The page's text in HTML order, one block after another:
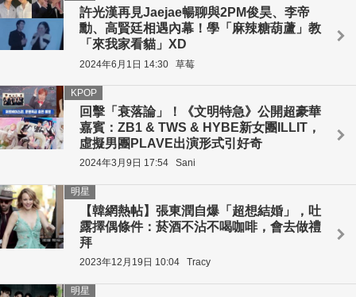
許光漢再見Jaejae暢聊與2PM俊昊、李帝
勳、高賢廷相遇內幕！學「麻辣糖葫蘆」教
「來我家看貓」XD
2024年6月1日 14:30 草莓
回擊「衰落論」！《文明特急》公開超豪華
嘉賓：ZB1 & TWS & HYBE新女團ILLIT，
虛擬男團PLAVE出演形式引好奇
KPOP
2024年3月9日 17:54 Sani
【韓網熱帖】張東潤自爆「超想結婚」，吐
露擇偶條件：菸酒不沾不喝咖啡，會去做禮
拜
明星
2023年12月19日 10:04 Tracy
明星